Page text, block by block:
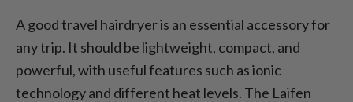
A good travel hairdryer is an essential accessory for
any trip. It should be lightweight, compact, and
powerful, with useful features such as ionic
technology and different heat levels. The Laifen